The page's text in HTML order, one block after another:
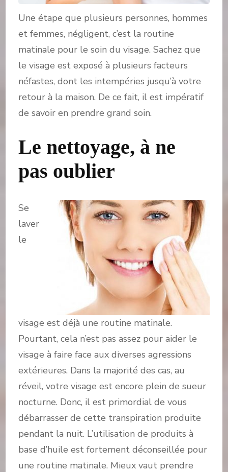
Une étape que plusieurs personnes, hommes
et femmes, négligent, c’est la routine
matinale pour le soin du visage. Sachez que
le visage est exposé à plusieurs facteurs
néfastes, dont les intempéries jusqu’à votre
retour à la maison. De ce fait, il est impératif
de savoir en prendre grand soin.
Le nettoyage, à ne
pas oublier
Se
laver
le
visage est déjà une routine matinale.
Pourtant, cela n’est pas assez pour aider le
visage à faire face aux diverses agressions
extérieures. Dans la majorité des cas, au
réveil, votre visage est encore plein de sueur
nocturne. Donc, il est primordial de vous
débarrasser de cette transpiration produite
pendant la nuit. L’utilisation de produits à
base d’huile est fortement déconseillée pour
une routine matinale. Mieux vaut prendre